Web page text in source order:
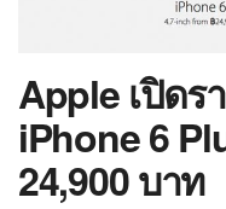
Apple เปิดร
iPhone 6
24,900 บาท